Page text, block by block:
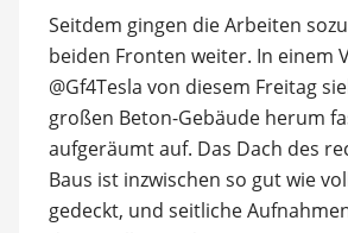
Seitdem gingen die Arbeiten
beiden Fronten weiter. In einem
@Gf4Tesla von diesem Freitag
großen Beton-Gebäude herum
aufgeräumt auf. Das Dach des
Baus ist inzwischen so gut wie
gedeckt, und seitliche